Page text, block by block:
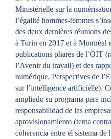
Ministérielle sur la
l’égalité hommes-femmes
des deux dernières réunions
à Turin en 2017 et à Montréal
publications phares de l’OIT
l’Avenir du travail) et des
numérique, Perspectives de
sur l’intelligence artificielle).
ampliado su programa para
responsabilidad de las
aprovisionamiento (tema
coherencia entre el sistema de